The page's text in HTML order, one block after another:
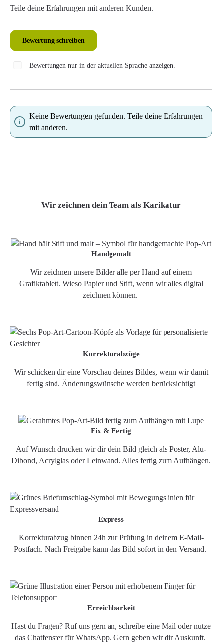
Teile deine Erfahrungen mit anderen Kunden.
Bewertung schreiben
Bewertungen nur in der aktuellen Sprache anzeigen.
Keine Bewertungen gefunden. Teile deine Erfahrungen
mit anderen.
Wir zeichnen dein Team als Karikatur
Handgemalt
Wir zeichnen unsere Bilder alle per Hand auf einem
Grafiktablett. Wieso Papier und Stift, wenn wir alles digital
zeichnen können.
Korrekturabzüge
Wir schicken dir eine Vorschau deines Bildes, wenn wir damit
fertig sind. Änderungswünsche werden berücksichtigt
Fix & Fertig
Auf Wunsch drucken wir dir dein Bild gleich als Poster, Alu-
Dibond, Acrylglas oder Leinwand. Alles fertig zum Aufhängen.
Express
Korrekturabzug binnen 24h zur Prüfung in deinem E-Mail-
Postfach. Nach Freigabe kann das Bild sofort in den Versand.
Erreichbarkeit
Hast du Fragen? Ruf uns gern an, schreibe eine Mail oder nutze
das Chatfenster für WhatsApp. Gern geben wir dir Auskunft.